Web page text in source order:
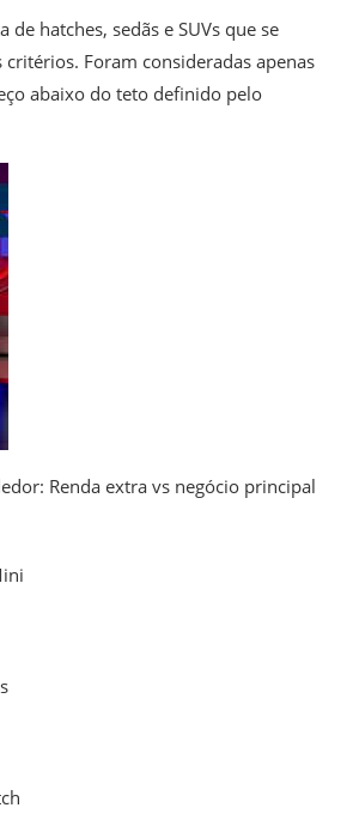
de hatches, sedãs e SUVs que se
critérios. Foram consideradas apenas
abaixo do teto definido pelo
Renda extra vs negócio principal